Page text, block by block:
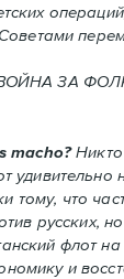
macho?Никто
тому, что
русских,
флот
и